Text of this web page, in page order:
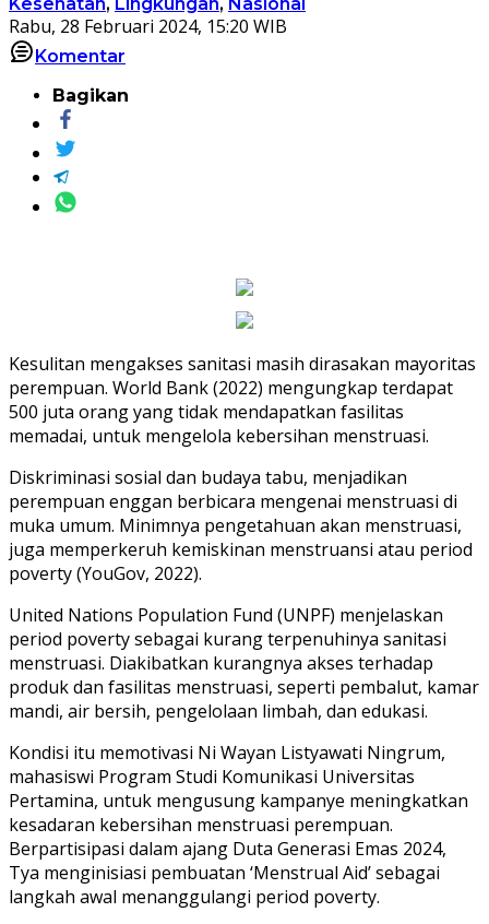
Rabu, 28 Februari 2024, 15:20 WIB
Komentar
Bagikan
Kesulitan mengakses sanitasi masih dirasakan mayoritas
perempuan. World Bank (2022) mengungkap terdapat
500 juta orang yang tidak mendapatkan fasilitas
memadai, untuk mengelola kebersihan menstruasi.
Diskriminasi sosial dan budaya tabu, menjadikan
perempuan enggan berbicara mengenai menstruasi di
muka umum. Minimnya pengetahuan akan menstruasi,
juga memperkeruh kemiskinan menstruansi atau period
poverty (YouGov, 2022).
United Nations Population Fund (UNPF) menjelaskan
period poverty sebagai kurang terpenuhinya sanitasi
menstruasi. Diakibatkan kurangnya akses terhadap
produk dan fasilitas menstruasi, seperti pembalut, kamar
mandi, air bersih, pengelolaan limbah, dan edukasi.
Kondisi itu memotivasi Ni Wayan Listyawati Ningrum,
mahasiswi Program Studi Komunikasi Universitas
Pertamina, untuk mengusung kampanye meningkatkan
kesadaran kebersihan menstruasi perempuan.
Berpartisipasi dalam ajang Duta Generasi Emas 2024,
Tya menginisiasi pembuatan ‘Menstrual Aid’ sebagai
langkah awal menanggulangi period poverty.